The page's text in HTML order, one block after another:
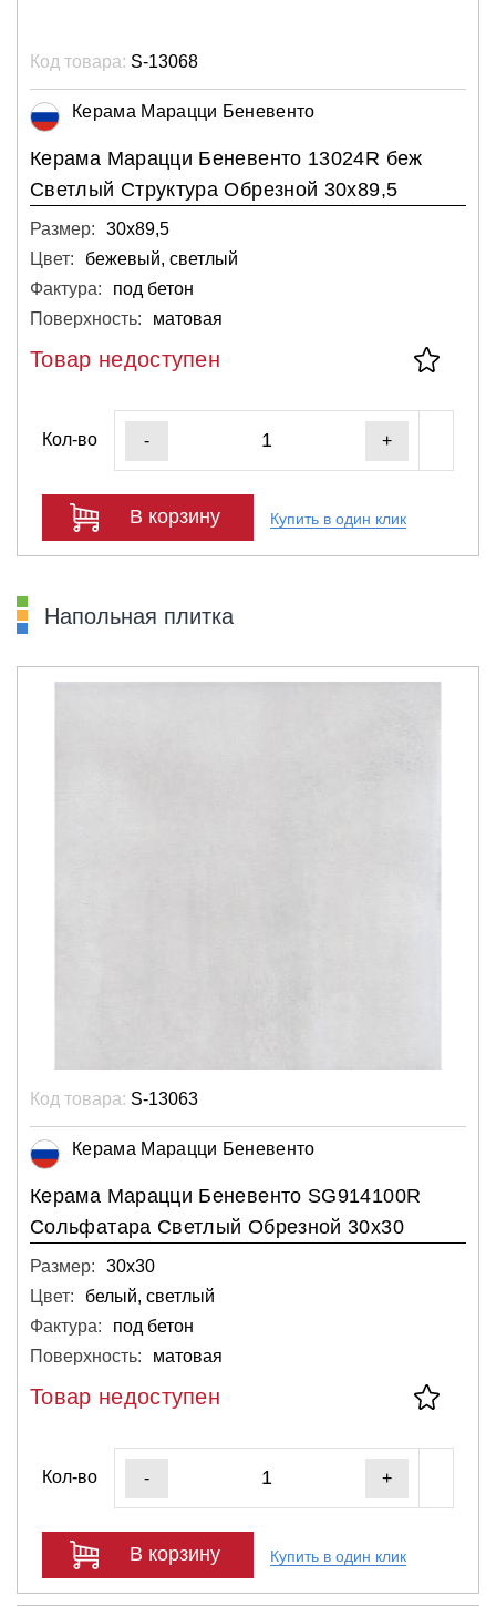
Код товара: S-13068
Керама Марацци Беневенто
Керама Марацци Беневенто 13024R беж
Светлый Структура Обрезной 30х89,5
Размер:
30х89,5
Цвет:
бежевый, светлый
Фактура:
под бетон
Поверхность:
матовая
Товар недоступен
Кол-во - +
В корзину Купить в один клик
Напольная плитка
Код товара: S-13063
Керама Марацци Беневенто
Керама Марацци Беневенто SG914100R
Сольфатара Светлый Обрезной 30х30
Размер:
30х30
Цвет:
белый, светлый
Фактура:
под бетон
Поверхность:
матовая
Товар недоступен
Кол-во - +
В корзину Купить в один клик